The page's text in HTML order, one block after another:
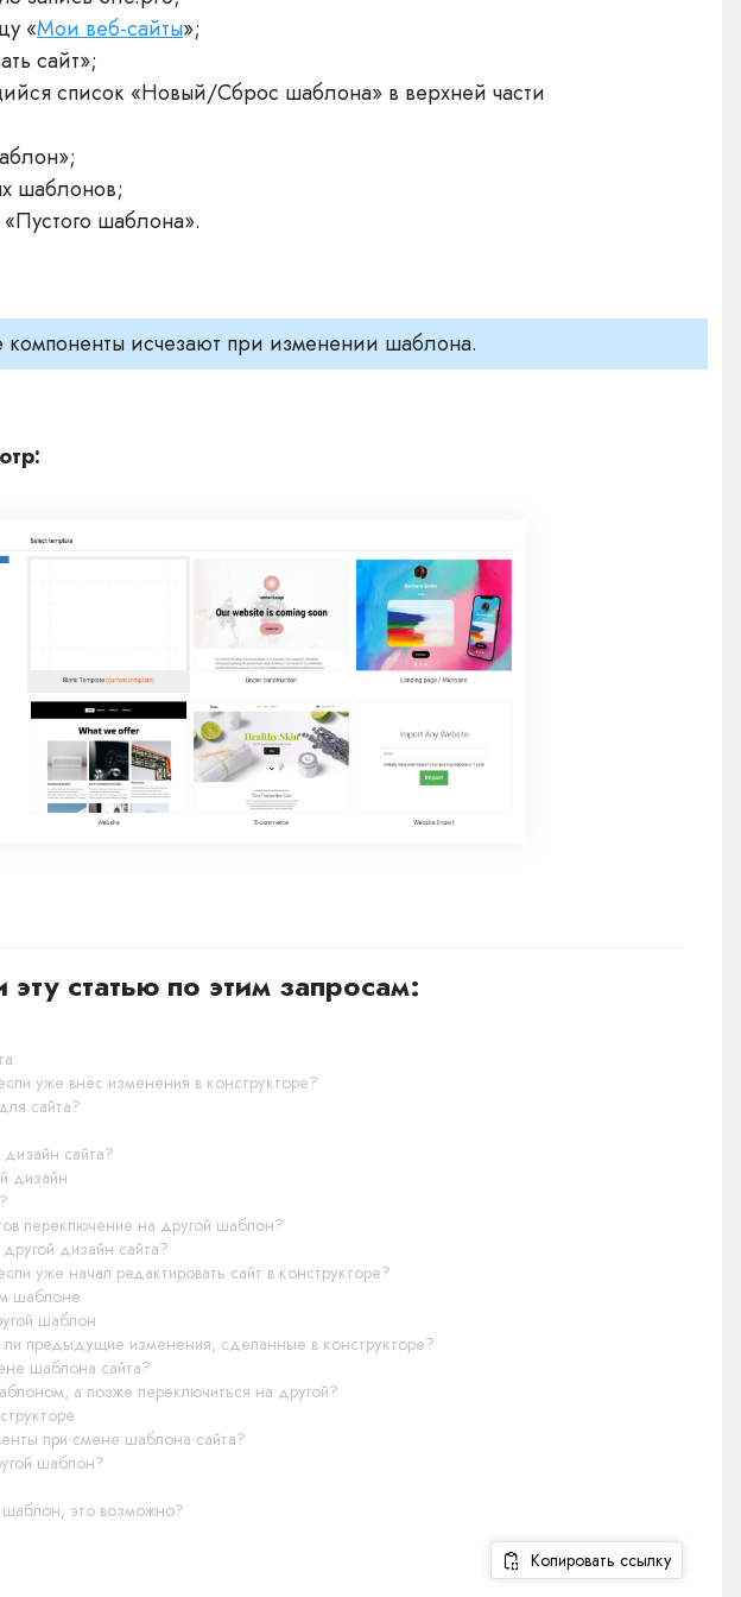
«Мои веб-сайты»;
сайт»;
список «Новый/Сброс шаблона» в верхней части
шаблонов;
шаблона».
компоненты исчезают при изменении шаблона.
статью по этим запросам:
уже внёс изменения в конструкторе?
сайта?
сайта?
дизайн
переключение на другой шаблон?
дизайн сайта?
уже начал редактировать сайт в конструкторе?
шаблоне
шаблон
предыдущие изменения, сделанные в конструкторе?
шаблона сайта?
а позже переключиться на другой?
при смене шаблона сайта?
шаблон?
шаблон, это возможно?
Копировать ссылку